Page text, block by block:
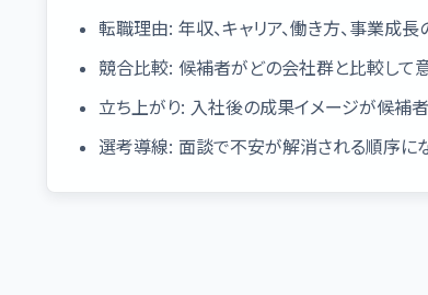
転職理由: 年収、キャリア、働き方、事業成
競合比較: 候補者がどの会社群と比較して
立ち上がり: 入社後の成果イメージが候補
選考導線: 面談で不安が解消される順序に